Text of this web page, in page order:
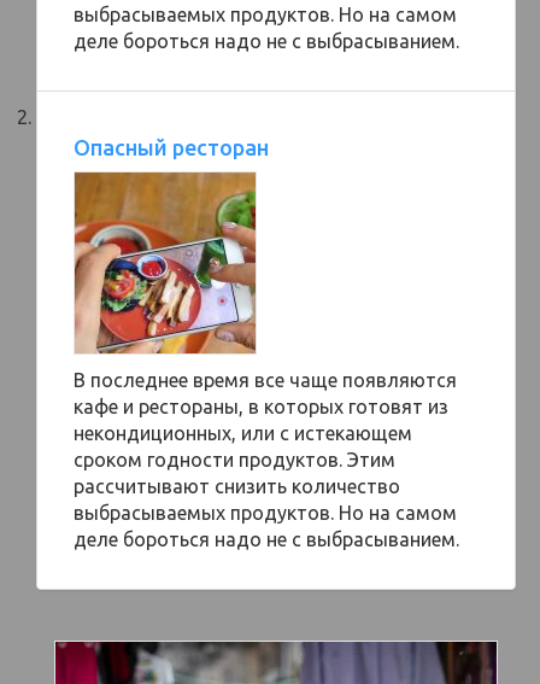
выбрасываемых продуктов. Но на самом
деле бороться надо не с выбрасыванием.
Опасный ресторан
В последнее время все чаще появляются
кафе и рестораны, в которых готовят из
некондиционных, или с истекающем
сроком годности продуктов. Этим
рассчитывают снизить количество
выбрасываемых продуктов. Но на самом
деле бороться надо не с выбрасыванием.